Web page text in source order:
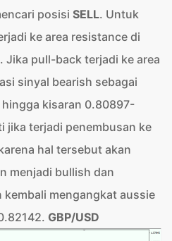
posisi SELL. Untuk
ke area resistance di
Jika pull-back terjadi ke area
sinyal bearish sebagai
kisaran 0.80897-
jika terjadi penembusan ke
hal tersebut akan
menjadi bullish dan
kembali mengangkat aussie
GBP/USD